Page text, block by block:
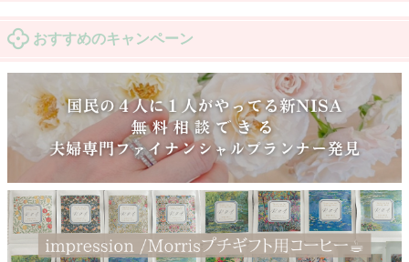
おすすめのキャンペーン